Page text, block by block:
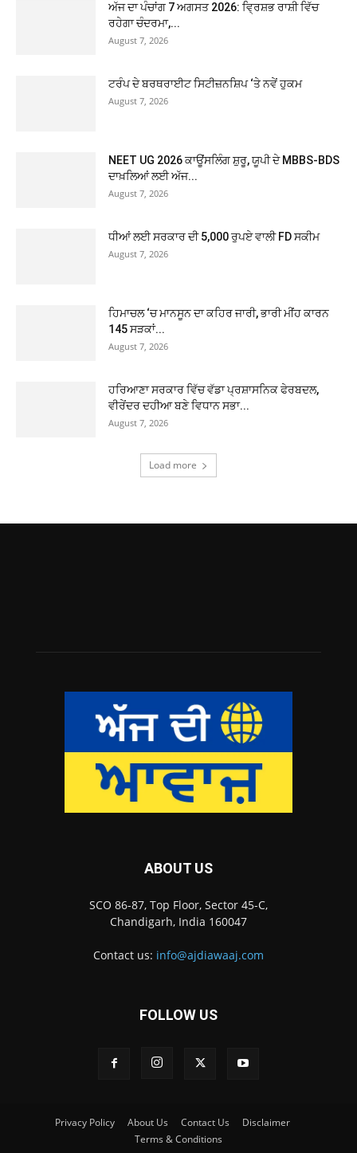
ਅੱਜ ਦਾ ਪੰਚਾਂਗ 7 ਅਗਸਤ 2026: ਵ੍ਰਿਸ਼ਭ ਰਾਸ਼ੀ ਵਿੱਚ
ਰਹੇਗਾ ਚੰਦਰਮਾ,...
August 7, 2026
ਟਰੰਪ ਦੇ ਬਰਥਰਾਈਟ ਸਿਟੀਜ਼ਨਸ਼ਿਪ ‘ਤੇ ਨਵੇਂ ਹੁਕਮ
August 7, 2026
NEET UG 2026 ਕਾਊਂਸਲਿੰਗ ਸ਼ੁਰੂ, ਯੂਪੀ ਦੇ MBBS-BDS
ਦਾਖ਼ਲਿਆਂ ਲਈ ਅੱਜ...
August 7, 2026
ਧੀਆਂ ਲਈ ਸਰਕਾਰ ਦੀ 5,000 ਰੁਪਏ ਵਾਲੀ FD ਸਕੀਮ
August 7, 2026
ਹਿਮਾਚਲ ‘ਚ ਮਾਨਸੂਨ ਦਾ ਕਹਿਰ ਜਾਰੀ, ਭਾਰੀ ਮੀਂਹ ਕਾਰਨ
145 ਸੜਕਾਂ...
August 7, 2026
ਹਰਿਆਣਾ ਸਰਕਾਰ ਵਿੱਚ ਵੱਡਾ ਪ੍ਰਸ਼ਾਸਨਿਕ ਫੇਰਬਦਲ,
ਵੀਰੇਂਦਰ ਦਹੀਆ ਬਣੇ ਵਿਧਾਨ ਸਭਾ...
August 7, 2026
Load more
ABOUT US
SCO 86-87, Top Floor, Sector 45-C,
Chandigarh, India 160047
Contact us: info@ajdiawaaj.com
FOLLOW US
Privacy Policy About Us Contact Us
Disclaimer
Terms & Conditions